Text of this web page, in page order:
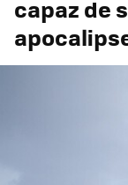
capaz de